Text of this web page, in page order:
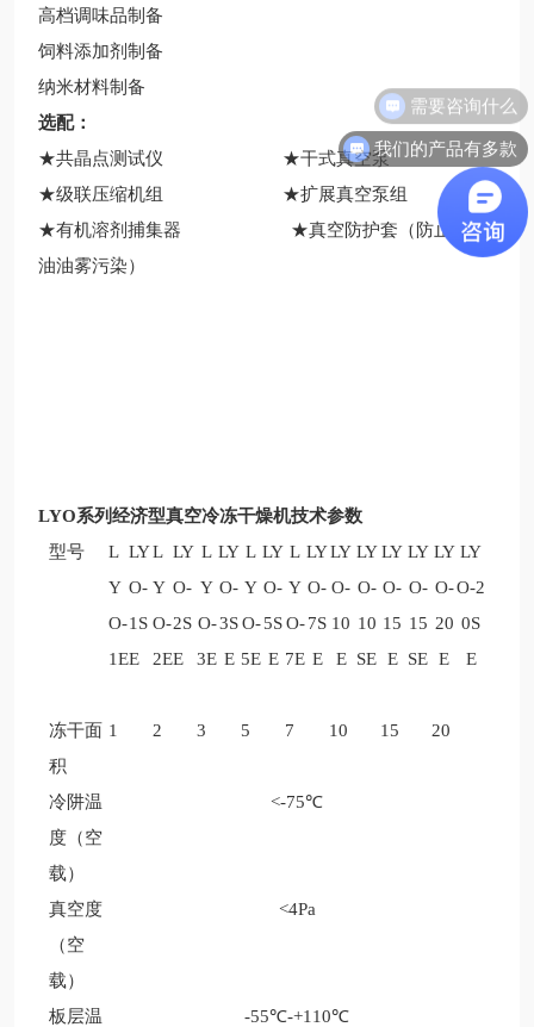
高档调味品制备
饲料添加剂制备
纳米材料制备
选配：
★共晶点测试仪 ★干式真空泵
★级联压缩机组 ★扩展真空泵组
★有机溶剂捕集器 ★真空防护套（防止液压
油油雾污染）
LYO系列经济型真空冷冻干燥机技术参数
型号
L
Y
O-
1E
LY
O-
1S
E
L
Y
O-
2E
LY
O-
2S
E
L
Y
O-
3E
LY
O-
3S
E
L
Y
O-
5E
LY
O-
5S
E
L
Y
O-
7E
LY
O-
7S
E
LY
O-
10
E
LY
O-
10
SE
LY
O-
15
E
LY
O-
15
SE
LY
O-
20
E
LY
O-2
0S
E
冻干面
积
1 2 3 5 7 10 15 20
冷阱温
度（空
载）
<-75℃
真空度
（空
载）
<4Pa
板层温
-55℃-+110℃
需要咨询什么
我们的产品有多款